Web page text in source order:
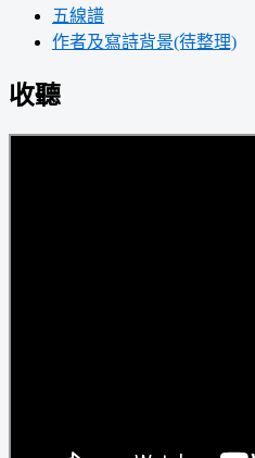
五線譜
作者及寫詩背景(待整理)
收聽